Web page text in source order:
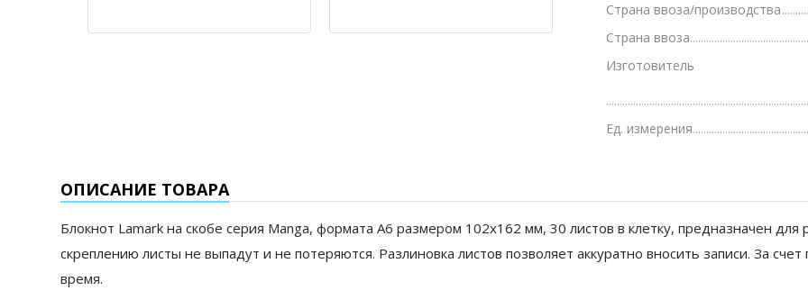
Бумага писчая, газетная, копирка
Бумага в рулоне и стопе
Страна ввоза/производства
Страна ввоза
Изготовитель
Ед. измерения
ОПИСАНИЕ ТОВАРА
Блокнот Lamark на скобе серия Manga, формата А6 размером 102x162 мм, 30 листов в клетку, предназначен
скреплению листы не выпадут и не потеряются. Разлиновка листов позволяет аккуратно вносить записи. За
время.